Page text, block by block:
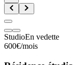
StudioEn vedette
600€/mois